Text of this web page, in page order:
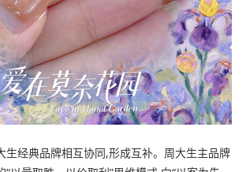
生经典品牌相互协同,形成互补。周大生主品牌